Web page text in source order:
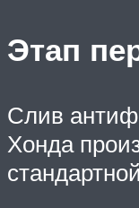
Этап
Слив
Хонда